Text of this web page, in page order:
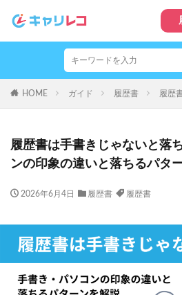
HOME ガイド 履歴書 履歴
履歴書は手書きじゃないと落
ンの印象の違いと落ちるパタ
2026年6月4日 履歴書 履歴書